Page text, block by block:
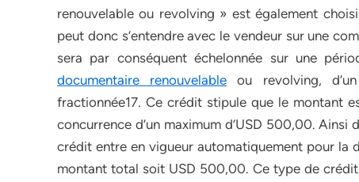
renouvelable ou revolving » est également
peut donc s’entendre avec le vendeur sur une
sera par conséquent échelonnée sur une
documentaire renouvelable ou revolving,
fractionnée17. Ce crédit stipule que le montant
concurrence d’un maximum d’USD 500,00.
crédit entre en vigueur automatiquement pour la
montant total soit USD 500,00. Ce type de